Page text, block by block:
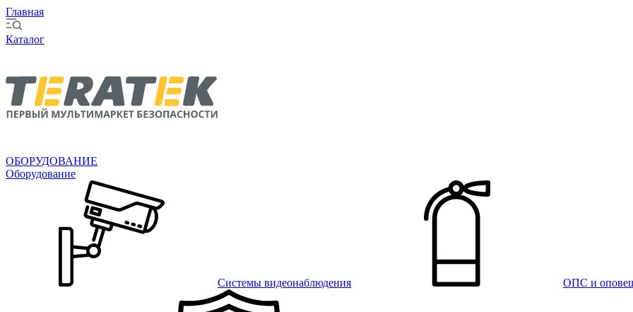
Главная
Каталог
ОБОРУДОВАНИЕ
Оборудование
Системы видеонаблюдения ОПС и